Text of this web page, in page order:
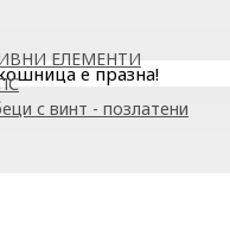
е празна!
ЕЛЕМЕНТИ
с винт - позлатени